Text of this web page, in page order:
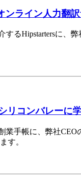
ライン人力翻訳
るHipstartersに、
コンバレーに
業手帳に、弊社
す。